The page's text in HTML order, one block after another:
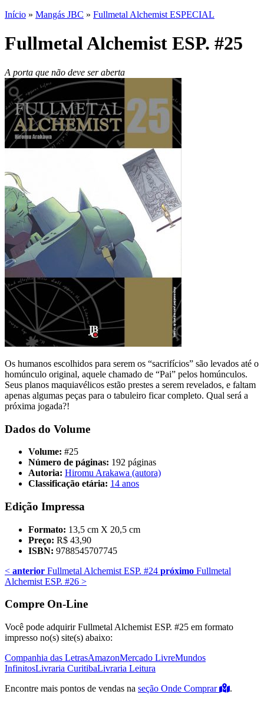
Início » Mangás JBC » Fullmetal Alchemist ESPECIAL
Fullmetal Alchemist ESP. #25
A porta que não deve ser aberta
Os humanos escolhidos para serem os “sacrifícios” são levados até o
homúnculo original, aquele chamado de “Pai” pelos homúnculos.
Seus planos maquiavélicos estão prestes a serem revelados, e faltam
apenas algumas peças para o tabuleiro ficar completo. Qual será a
próxima jogada?!
Dados do Volume
Volume: #25
Número de páginas: 192 páginas
Autoria: Hiromu Arakawa (autora)
Classificação etária: 14 anos
Edição Impressa
Formato: 13,5 cm X 20,5 cm
Preço: R$ 43,90
ISBN: 9788545707745
< anterior Fullmetal Alchemist ESP. #24 próximo Fullmetal
Alchemist ESP. #26 >
Compre On-Line
Você pode adquirir Fullmetal Alchemist ESP. #25 em formato
impresso no(s) site(s) abaixo:
Companhia das LetrasAmazonMercado LivreMundos
InfinitosLivraria CuritibaLivraria Leitura
Encontre mais pontos de vendas na seção Onde Comprar .